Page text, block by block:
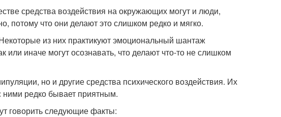
средства воздействия на окружающих могут и люди,
потому что они делают это слишком редко и мягко.
из них практикуют эмоциональный шантаж
или иначе могут осознавать, что делают что-то не слишком
но и другие средства психического воздействия. Их
редко бывает приятным.
говорить следующие факты: